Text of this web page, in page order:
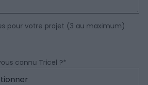
pour votre projet (3 au maximum)
connu Tricel ?*